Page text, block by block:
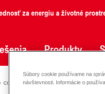
za energiu a životné
Produkty
cool (800-6000)
Súbory cookie používame na
návštevnosti. Informácie o